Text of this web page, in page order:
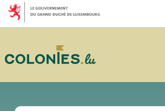
Aller
au
menu
Aller
au
contenu
Aller
au
pied
page